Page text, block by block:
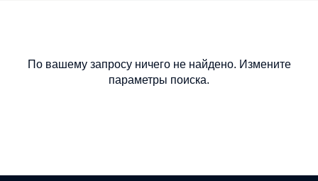
По вашему запросу ничего не найдено. Измените
параметры поиска.